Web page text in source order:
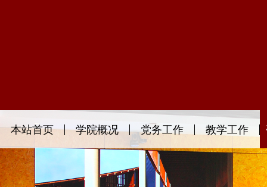
本站首页 学院概况 党务工作 教学工作